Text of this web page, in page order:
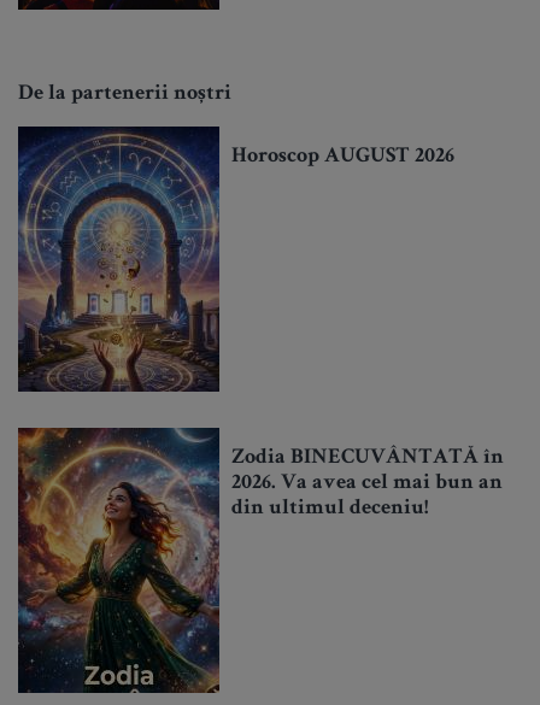
De la partenerii noștri
Horoscop AUGUST 2026
Zodia BINECUVÂNTATĂ în
2026. Va avea cel mai bun an
din ultimul deceniu!